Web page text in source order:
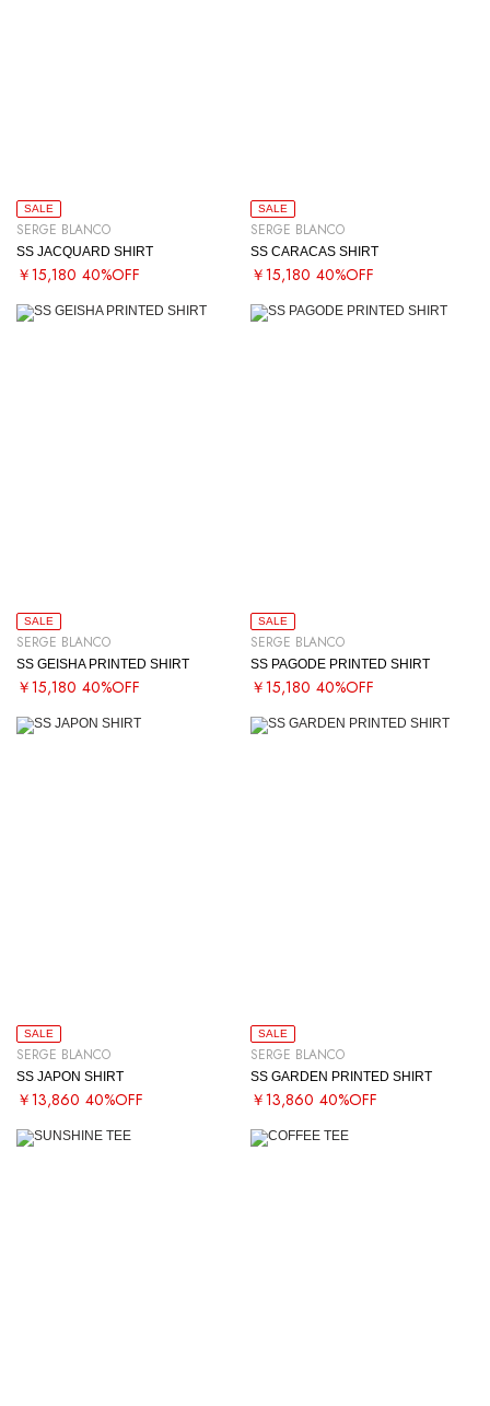
SALE
SERGE BLANCO
SS JACQUARD SHIRT
￥15,180 40%OFF
SALE
SERGE BLANCO
SS CARACAS SHIRT
￥15,180 40%OFF
SALE
SERGE BLANCO
SS GEISHA PRINTED SHIRT
￥15,180 40%OFF
SALE
SERGE BLANCO
SS PAGODE PRINTED SHIRT
￥15,180 40%OFF
SALE
SERGE BLANCO
SS JAPON SHIRT
￥13,860 40%OFF
SALE
SERGE BLANCO
SS GARDEN PRINTED SHIRT
￥13,860 40%OFF